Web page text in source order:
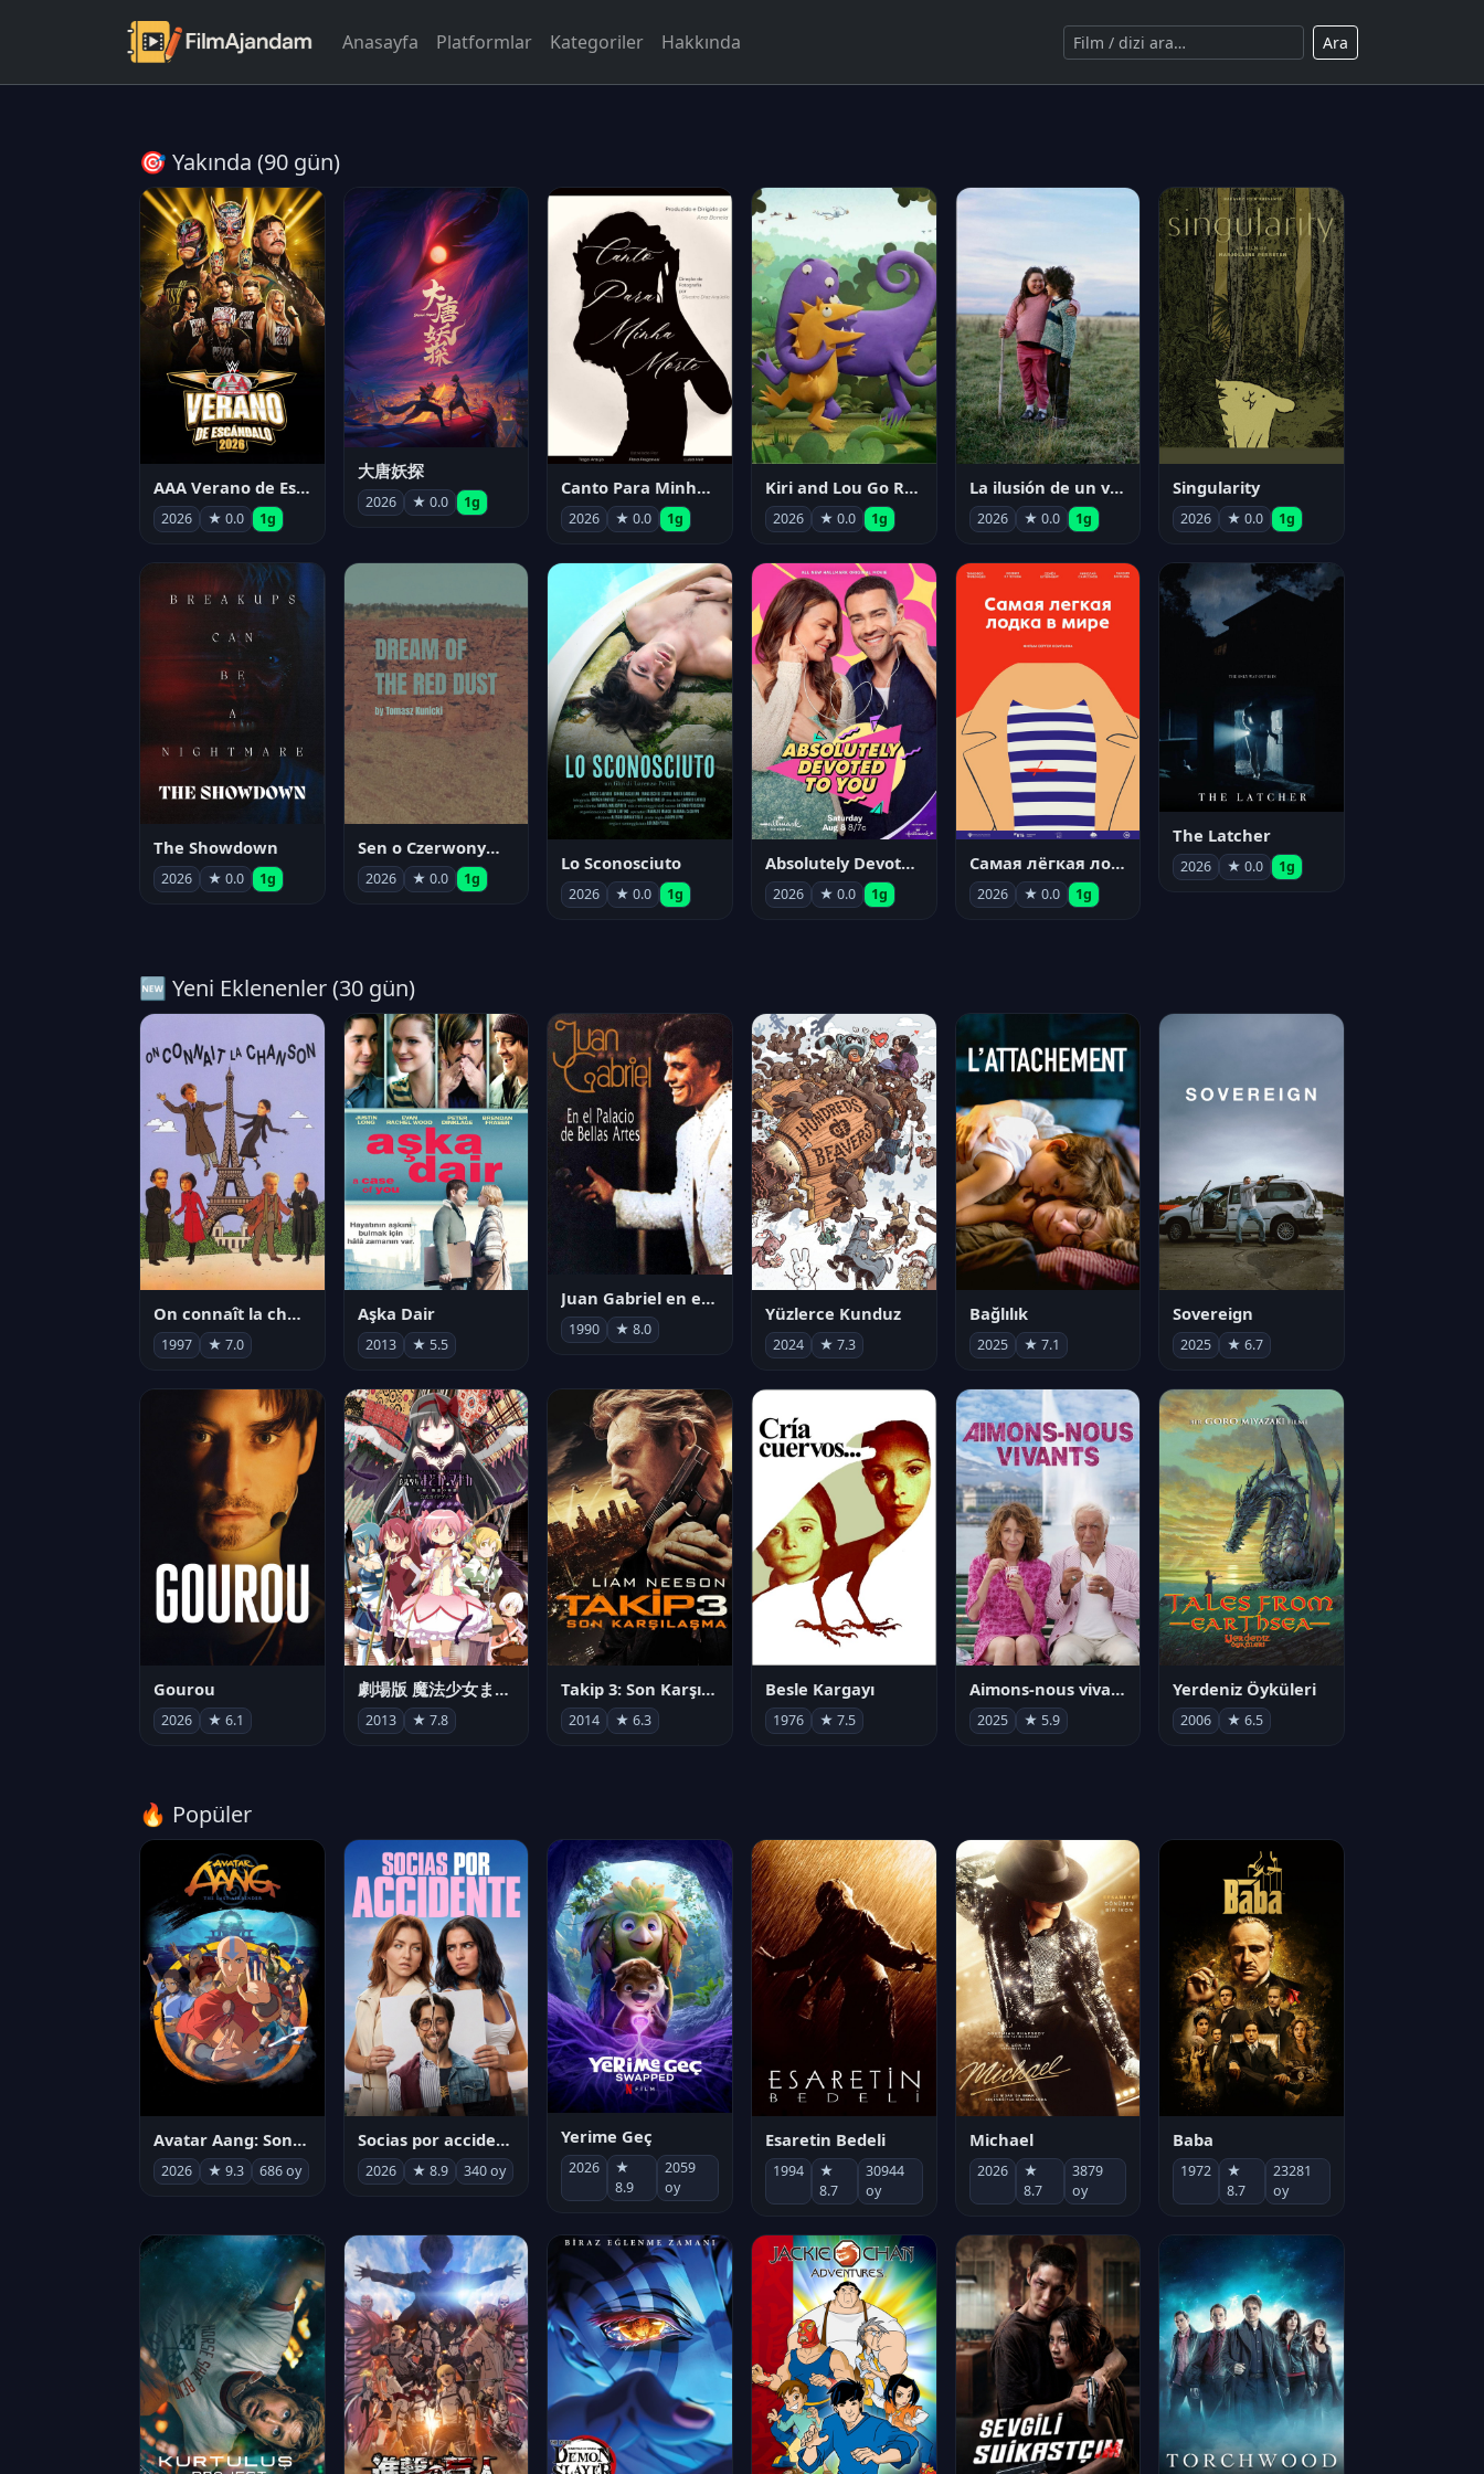
Anasayfa Platformlar Kategoriler Hakkında Ara
🎯 Yakında (90 gün)
AAA Verano de Escándalo 2026 - Week 3
2026 ★ 0.0 1g
大唐妖探
2026 ★ 0.0 1g
Canto Para Minha Morte
2026 ★ 0.0 1g
Kiri and Lou Go Raaa!
2026 ★ 0.0 1g
La ilusión de un verano sin fin
2026 ★ 0.0 1g
Singularity
2026 ★ 0.0 1g
The Showdown
2026 ★ 0.0 1g
Sen o Czerwonym Pyle
2026 ★ 0.0 1g
Lo Sconosciuto
2026 ★ 0.0 1g
Absolutely Devoted to You
2026 ★ 0.0 1g
Самая лёгкая лодка в мире
2026 ★ 0.0 1g
The Latcher
2026 ★ 0.0 1g
🆕 Yeni Eklenenler (30 gün)
On connaît la chanson
1997 ★ 7.0
Aşka Dair
2013 ★ 5.5
Juan Gabriel en el Palacio de Bellas Artes
1990 ★ 8.0
Yüzlerce Kunduz
2024 ★ 7.3
Bağlılık
2025 ★ 7.1
Sovereign
2025 ★ 6.7
Gourou
2026 ★ 6.1
劇場版 魔法少女まどか☆マギカ[新編]叛逆の物語
2013 ★ 7.8
Takip 3: Son Karşılaşma
2014 ★ 6.3
Besle Kargayı
1976 ★ 7.5
Aimons-nous vivants
2025 ★ 5.9
Yerdeniz Öyküleri
2006 ★ 6.5
🔥 Popüler
Avatar Aang: Son Havabükücü
2026 ★ 9.3 686 oy
Socias por accidente
2026 ★ 8.9 340 oy
Yerime Geç
2026
★
8.9
2059
oy
Esaretin Bedeli
1994
★
8.7
30944
oy
Michael
2026
★
8.7
3879
oy
Baba
1972
★
8.7
23281
oy